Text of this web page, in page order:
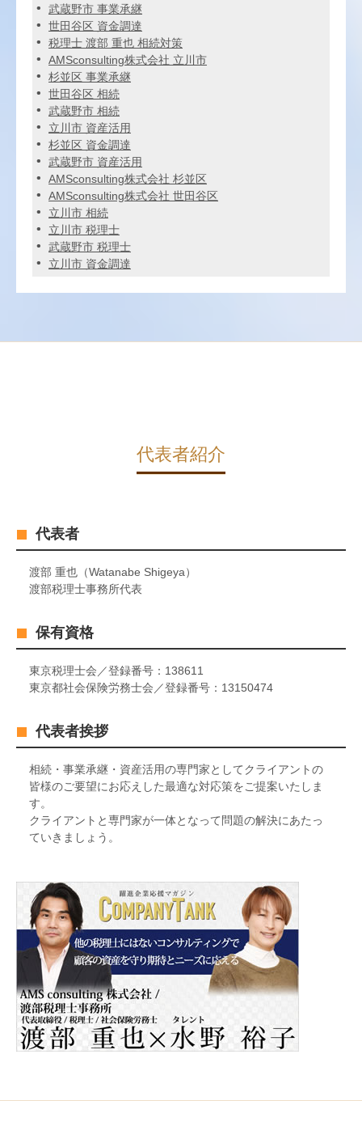
武蔵野市 事業承継
世田谷区 資金調達
税理士 渡部 重也 相続対策
AMSconsulting株式会社 立川市
杉並区 事業承継
世田谷区 相続
武蔵野市 相続
立川市 資産活用
杉並区 資金調達
武蔵野市 資産活用
AMSconsulting株式会社 杉並区
AMSconsulting株式会社 世田谷区
立川市 相続
立川市 税理士
武蔵野市 税理士
立川市 資金調達
代表者紹介
代表者
渡部 重也（Watanabe Shigeya）
渡部税理士事務所代表
保有資格
東京税理士会／登録番号：138611
東京都社会保険労務士会／登録番号：13150474
代表者挨拶
相続・事業承継・資産活用の専門家としてクライアントの
皆様のご要望にお応えした最適な対応策をご提案いたしま
す。
クライアントと専門家が一体となって問題の解決にあたっ
ていきましょう。